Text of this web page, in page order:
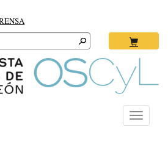
Toggle